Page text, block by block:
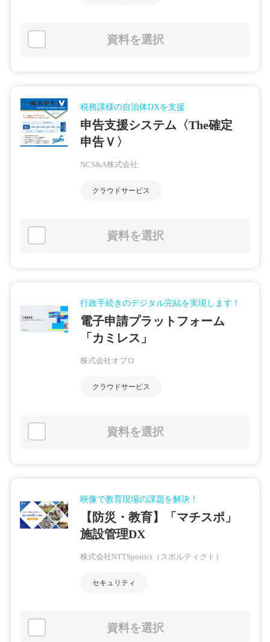
資料を選択
税務課様の自治体DXを支援
申告支援システム〈The確定
申告Ｖ〉
NCS&A株式会社
クラウドサービス
資料を選択
行政手続きのデジタル完結を実現します！
電子申請プラットフォーム
「カミレス」
株式会社オプロ
クラウドサービス
資料を選択
映像で教育現場の課題を解決！
【防災・教育】「マチスポ」
施設管理DX
株式会社NTTSportict（スポルティクト）
セキュリティ
資料を選択